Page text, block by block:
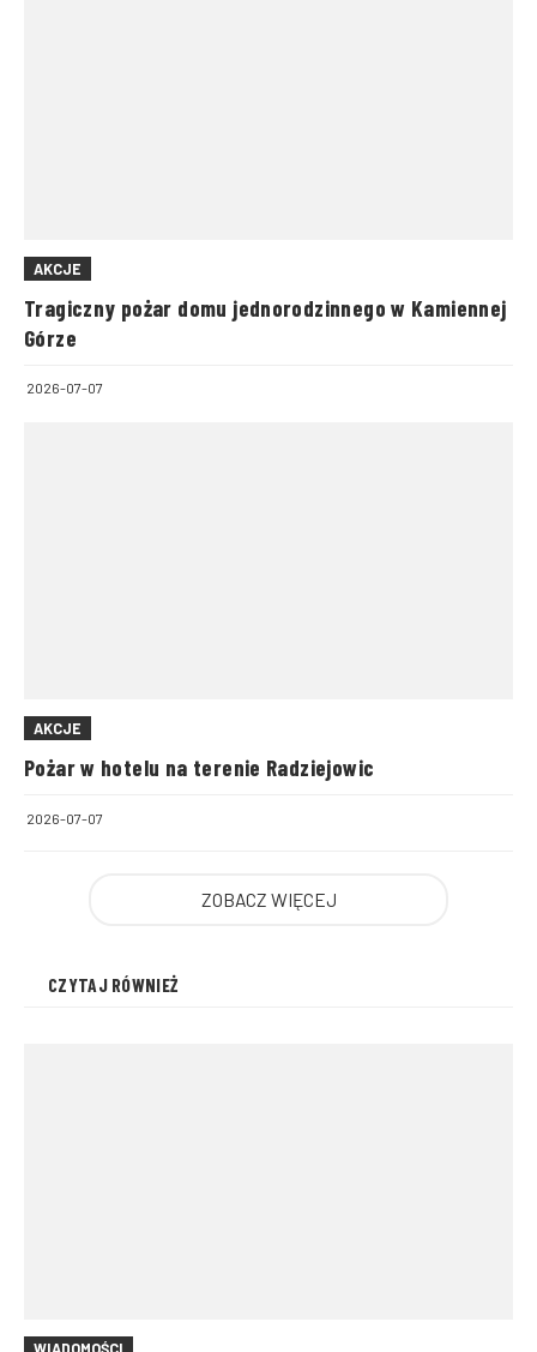
AKCJE
Tragiczny pożar domu jednorodzinnego w Kamiennej
Górze
2026-07-07
AKCJE
Pożar w hotelu na terenie Radziejowic
2026-07-07
ZOBACZ WIĘCEJ
CZYTAJ RÓWNIEŻ